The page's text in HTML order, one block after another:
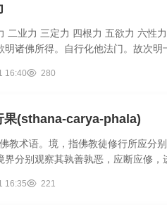
二业力 三定力 四根力 五欲力 六性
明诸佛所得。自行化他法门。故次
16:40 280
果(sthana-carya-phala)
教术语。境，指佛教徒修行所应分
界分别观察其孰善孰恶，应断应修
16:35 221